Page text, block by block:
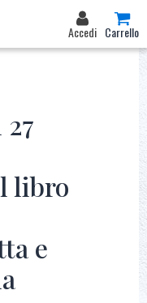
Accedi Carrello
libro
e